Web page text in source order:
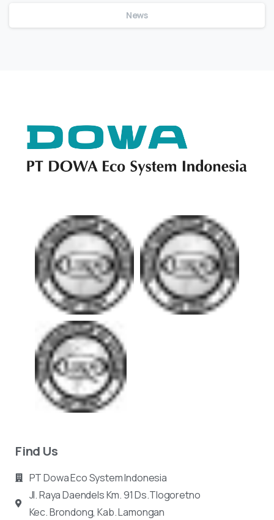
News
Find Us
PT Dowa Eco System Indonesia
Jl. Raya Daendels Km. 91 Ds.Tlogoretno
Kec.Brondong, Kab. Lamongan